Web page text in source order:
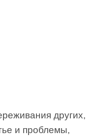
других,
и проблемы,